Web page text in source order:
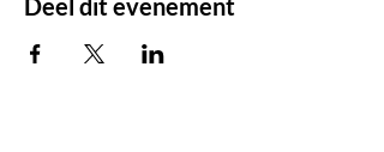
Deel dit evenement